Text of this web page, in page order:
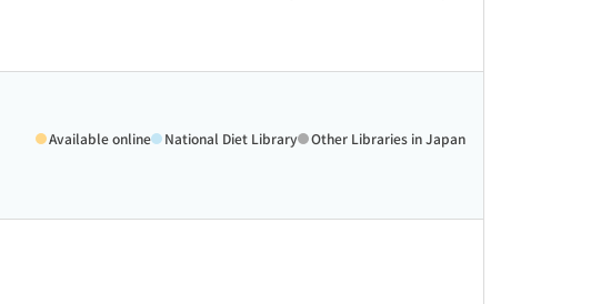
Available online National Diet Library Other Libraries in Japan